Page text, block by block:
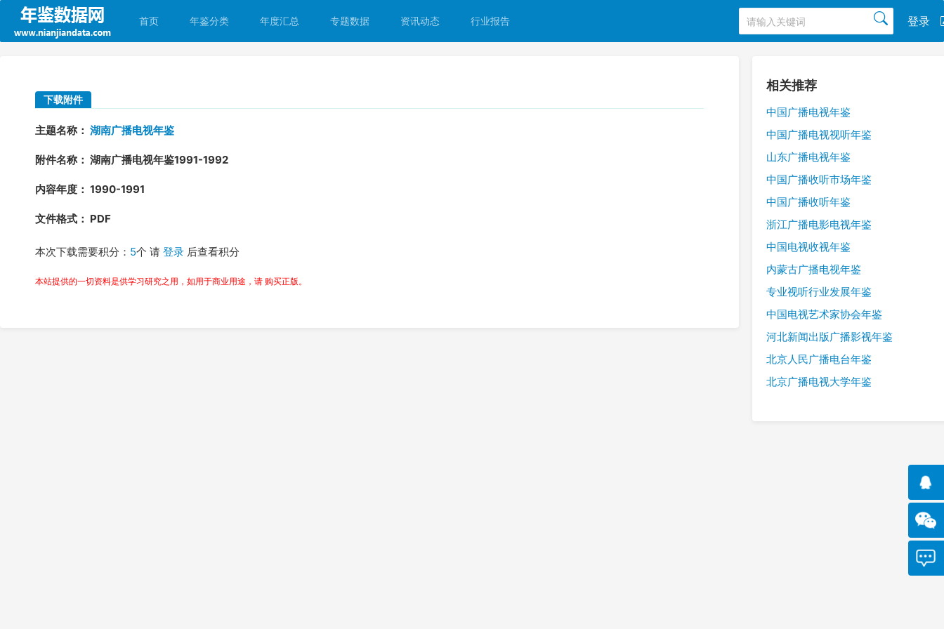
登录
首页 年鉴分类 年度汇总 专题数据 资讯动态 行业报告
下载附件
主题名称： 湖南广播电视年鉴
附件名称： 湖南广播电视年鉴1991-1992
内容年度： 1990-1991
文件格式： PDF
本次下载需要积分： 5个 请 登录 后查看积分
本站提供的一切资料是供学习研究之用，如用于商业用途，请 购买正版。
相关推荐
中国广播电视年鉴
中国广播电视视听年鉴
山东广播电视年鉴
中国广播收听市场年鉴
中国广播收听年鉴
浙江广播电影电视年鉴
中国电视收视年鉴
内蒙古广播电视年鉴
专业视听行业发展年鉴
中国电视艺术家协会年鉴
河北新闻出版广播影视年鉴
北京人民广播电台年鉴
北京广播电视大学年鉴